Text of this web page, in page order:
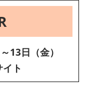
13日（金）
ト